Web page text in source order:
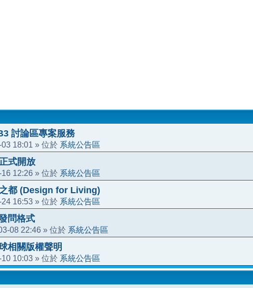
討論區專案服務
18:01 » 位於 系統公告區
式開放
12:26 » 位於 系統公告區
都 (Design for Living)
16:53 » 位於 系統公告區
問格式
08 22:46 » 位於 系統公告區
相關版權聲明
10:03 » 位於 系統公告區